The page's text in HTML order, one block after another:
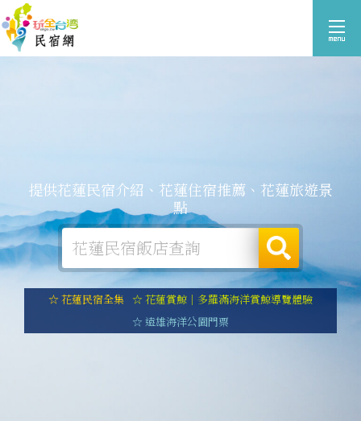
提供花蓮民宿介紹、花蓮住宿推薦、花蓮旅遊景
點
☆ 花蓮民宿全集 ☆ 花蓮賞鯨｜多羅滿海洋賞鯨導覽體驗
☆ 遠雄海洋公園門票